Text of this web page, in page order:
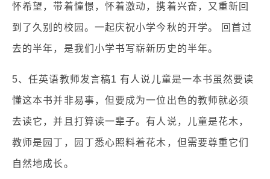
怀希望，带着憧憬，怀着激动，携着兴奋，又重新回
到了久别的校园。一起庆祝小学今秋的开学。 回首过
去的半年，是我们小学书写崭新历史的半年。
5、任英语教师发言稿1 有人说儿童是一本书虽然要读
懂这本书并非易事，但要成为一位出色的教师就必须
去读它，并且打算读一辈子。有人说，儿童是花木，
教师是园丁，园丁悉心照料着花木，但需要尊重它们
自然地成长。